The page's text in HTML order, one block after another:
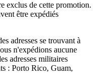
exclus de cette promotion.
être expédiés
adresses se trouvant à
n'expédions aucune
adresses militaires
: Porto Rico, Guam,